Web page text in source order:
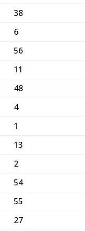
38
6
56
11
48
4
1
13
2
54
55
27